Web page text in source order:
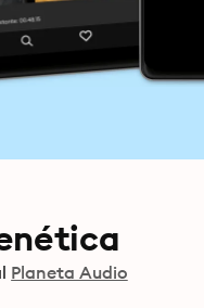
Planeta Audio